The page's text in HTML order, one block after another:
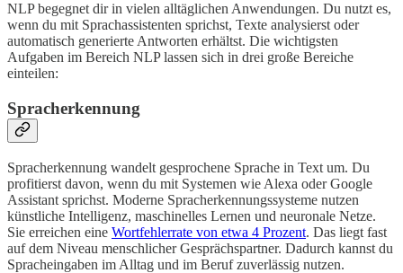
NLP begegnet dir in vielen alltäglichen Anwendungen. Du nutzt es,
wenn du mit Sprachassistenten sprichst, Texte analysierst oder
automatisch generierte Antworten erhältst. Die wichtigsten
Aufgaben im Bereich NLP lassen sich in drei große Bereiche
einteilen:
Spracherkennung
Spracherkennung wandelt gesprochene Sprache in Text um. Du
profitierst davon, wenn du mit Systemen wie Alexa oder Google
Assistant sprichst. Moderne Spracherkennungssysteme nutzen
künstliche Intelligenz, maschinelles Lernen und neuronale Netze.
Sie erreichen eine Wortfehlerrate von etwa 4 Prozent. Das liegt fast
auf dem Niveau menschlicher Gesprächspartner. Dadurch kannst du
Spracheingaben im Alltag und im Beruf zuverlässig nutzen.